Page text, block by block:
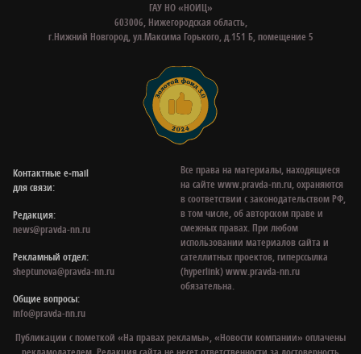
ГАУ НО «НОИЦ»
603006, Нижегородская область,
г.Нижний Новгород, ул.Максима Горького, д.151 Б, помещение 5
Контактные e‑mail
для связи:
Редакция:
news@pravda-nn.ru
Рекламный отдел:
sheptunova@pravda-nn.ru
Общие вопросы:
info@pravda-nn.ru
Все права на материалы, находящиеся
на сайте www.pravda-nn.ru, охраняются
в соответствии с законодательством РФ,
в том числе, об авторском праве и
смежных правах. При любом
использовании материалов сайта и
сателлитных проектов, гиперссылка
(hyperlink) www.pravda-nn.ru
обязательна.
Публикации с пометкой «На правах рекламы», «Новости компании» оплачены